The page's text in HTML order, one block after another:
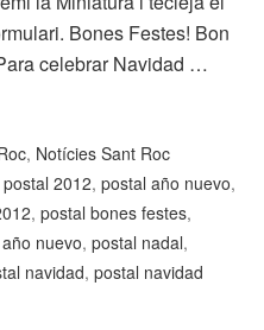
Bones Festes! Bon
celebrar Navidad …
, Notícies Sant Roc
postal 2012,postal año nuevo,
,postal bones festes,
nuevo,postal nadal,
navidad,postal navidad